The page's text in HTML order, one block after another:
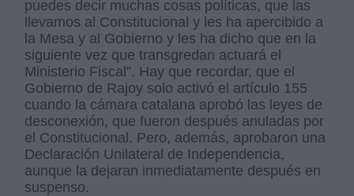
puedes decir muchas cosas políticas, que las
llevamos al Constitucional y les ha apercibido a
la Mesa y al Gobierno y les ha dicho que en la
siguiente vez que transgredan actuará el
Ministerio Fiscal”. Hay que recordar, que el
Gobierno de Rajoy solo activó el artículo 155
cuando la cámara catalana aprobó las leyes de
desconexión, que fueron después anuladas por
el Constitucional. Pero, además, aprobaron una
Declaración Unilateral de Independencia,
aunque la dejaran inmediatamente después en
suspenso.